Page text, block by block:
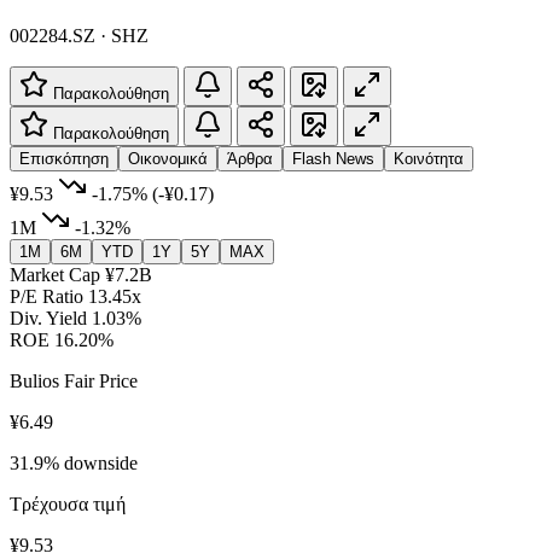
002284.SZ · SHZ
Παρακολούθηση
Παρακολούθηση
Επισκόπηση
Οικονομικά Άρθρα Flash News Κοινότητα
¥9.53 -1.75% (-¥0.17)
1M
-1.32%
1M 6M YTD 1Y 5Y MAX
Market Cap ¥7.2B
P/E Ratio 13.45x
Div. Yield 1.03%
ROE 16.20%
Bulios Fair Price
¥6.49
31.9% downside
Τρέχουσα τιμή
¥9.53